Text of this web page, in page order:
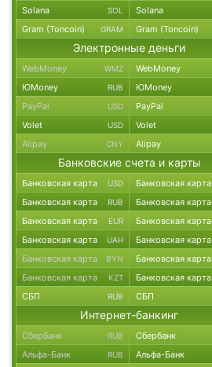
Solana SOL Solana
Gram (Toncoin) GRAM Gram (Toncoin)
Электронные деньги
WebMoney WMZ WebMoney
ЮMoney RUB ЮMoney
PayPal USD PayPal
Volet USD Volet
Alipay CNY Alipay
Банковские счета и карты
Банковская карта USD Банковская карта
Банковская карта RUB Банковская карта
Банковская карта EUR Банковская карта
Банковская карта UAH Банковская карта
Банковская карта BYN Банковская карта
Банковская карта KZT Банковская карта
СБП RUB СБП
Интернет-банкинг
Сбербанк RUB Сбербанк
Альфа-Банк RUB Альфа-Банк